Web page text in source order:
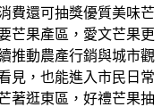
費還可抽獎優質美味芒
芒果產區，愛文芒果更
推動農產行銷與城市觀
見，也能進入市民日常
著逛東區，好禮芒果抽